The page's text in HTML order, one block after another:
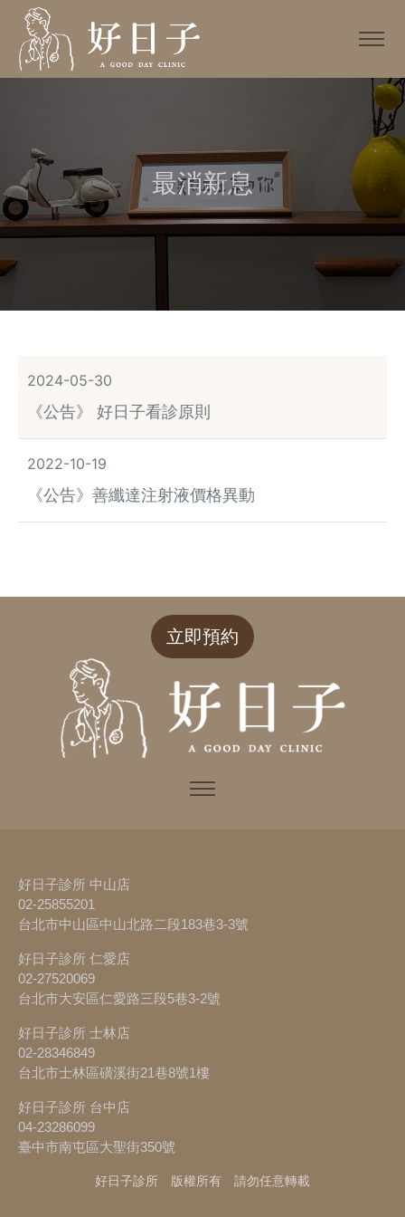
最消新息
2024-05-30
《公告》 好日子看診原則
2022-10-19
《公告》善纖達注射液價格異動
立即預約
好日子診所 中山店
02-25855201
台北市中山區中山北路二段183巷3-3號
好日子診所 仁愛店
02-27520069
台北市大安區仁愛路三段5巷3-2號
好日子診所 士林店
02-28346849
台北市士林區磺溪街21巷8號1樓
好日子診所 台中店
04-23286099
臺中市南屯區大聖街350號
好日子診所 版權所有 請勿任意轉載